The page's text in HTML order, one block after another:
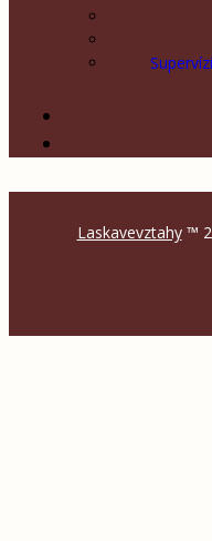
Laskavevztahy™